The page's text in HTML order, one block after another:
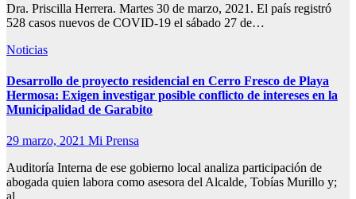
Dra. Priscilla Herrera. Martes 30 de marzo, 2021. El país registró
528 casos nuevos de COVID-19 el sábado 27 de…
Noticias
Desarrollo de proyecto residencial en Cerro Fresco de Playa
Hermosa: Exigen investigar posible conflicto de intereses en la
Municipalidad de Garabito
29 marzo, 2021 Mi Prensa
Auditoría Interna de ese gobierno local analiza participación de
abogada quien labora como asesora del Alcalde, Tobías Murillo y;